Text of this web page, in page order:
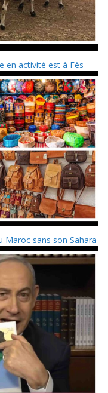
en activité est à Fès
Maroc sans son Sahara